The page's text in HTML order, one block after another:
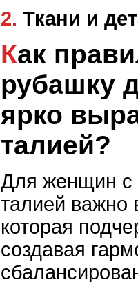
2. Ткани и
Как правильно выбрать
рубашку
ярко
талией?
Для женщин с
талией важно
которая
создавая